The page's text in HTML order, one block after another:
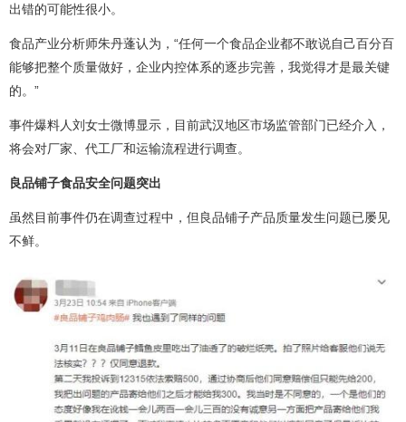
出错的可能性很小。
食品产业分析师朱丹蓬认为，“任何一个食品企业都不敢说自己百分百
能够把整个质量做好，企业内控体系的逐步完善，我觉得才是最关键
的。”
事件爆料人刘女士微博显示，目前武汉地区市场监管部门已经介入，
将会对厂家、代工厂和运输流程进行调查。
良品铺子食品安全问题突出
虽然目前事件仍在调查过程中，但良品铺子产品质量发生问题已屡见
不鲜。